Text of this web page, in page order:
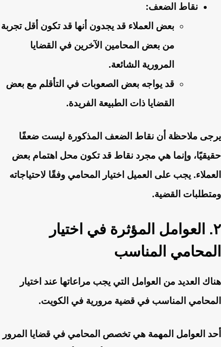
نقاط الضعف:
بعض العملاء قد يجدون أنها قد تكون أقل تجربة
من بعض المحامين الآخرين في القضايا
المرورية الشائعة.
قد يواجه بعض الصعوبات في التأقلم مع بعض
القضايا ذات الطبيعة الفريدة.
يرجى ملاحظة أن نقاط الضعف المذكورة ليست ضعفًا
حقيقيًا، وإنما هي مجرد نقاط قد تكون محل اهتمام بعض
العملاء. يجب على العميل اختيار المحامي وفقًا لاحتياجاته
ومتطلبات القضية.
٢. العوامل المؤثرة في اختيار
المحامي المناسب
هناك العديد من العوامل التي يجب مراعاتها عند اختيار
المحامي المناسب في قضية مرورية في الكويت.
أحد العوامل المهمة هي تخصص المحامي في قضايا المرور